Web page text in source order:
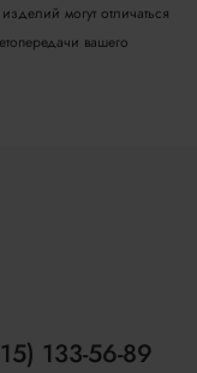
могут отличаться
вашего
133-56-89